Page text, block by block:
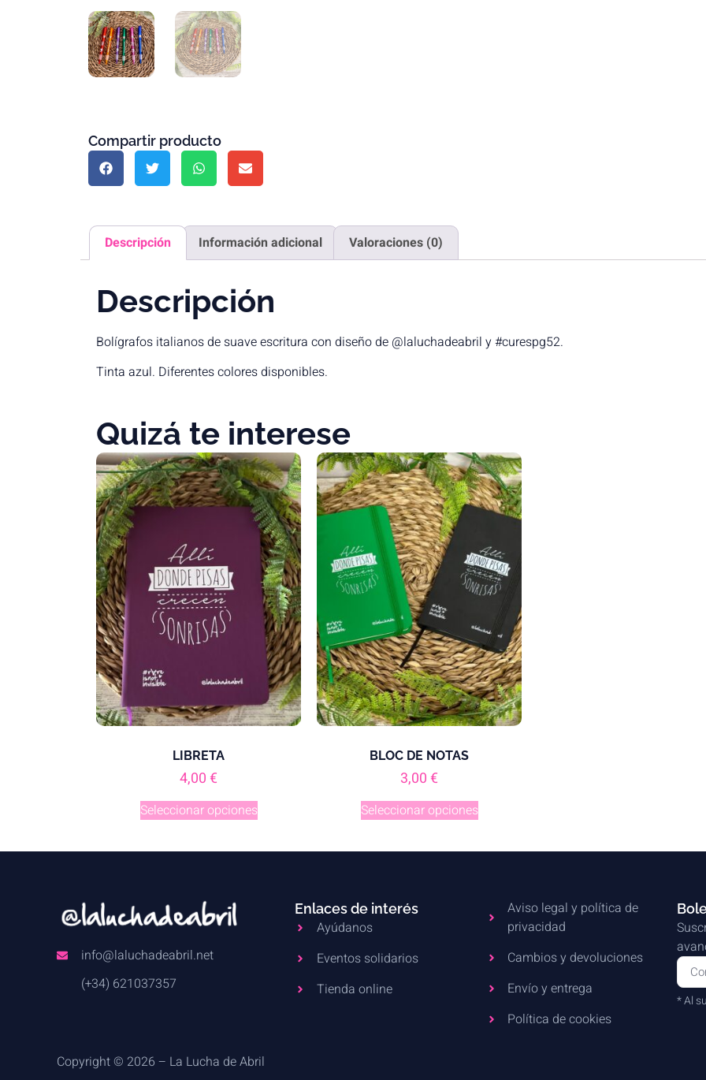
Compartir producto
Descripción Información adicional Valoraciones (0)
Descripción
Bolígrafos italianos de suave escritura con diseño de @laluchadeabril y #curespg52.
Tinta azul. Diferentes colores disponibles.
Quizá te interese
LIBRETA
4,00€
Seleccionar opciones
BLOC DE NOTAS
3,00€
Seleccionar opciones
info@laluchadeabril.net
(+34) 621037357
Enlaces de interés
Ayúdanos
Eventos solidarios
Tienda online
Aviso legal y política de
privacidad
Cambios y devoluciones
Envío y entrega
Política de cookies
* Al
Copyright © 2026 – La Lucha de Abril